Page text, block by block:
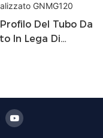
Del Tubo Da
In Lega Di